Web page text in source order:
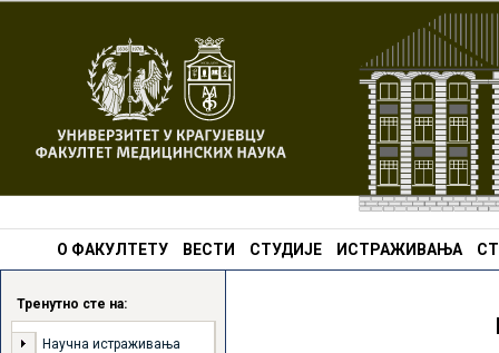
О ФАКУЛТЕТУ ВЕСТИ СТУДИЈЕ ИСТРАЖИВАЊА
Тренутно сте на:
Научна истраживања